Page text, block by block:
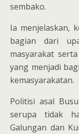
sembako.
Ia menjelaskan,
bagian dari
masyarakat
yang menjadi
kemasyarakatan.
Politisi asal
serupa tidak
Galungan dan